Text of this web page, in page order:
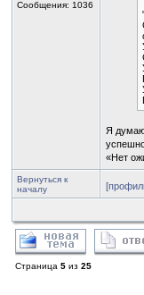
Сообщения: 1036
Я
«Нет
Вернуться к
началу
Страница 5 из 25